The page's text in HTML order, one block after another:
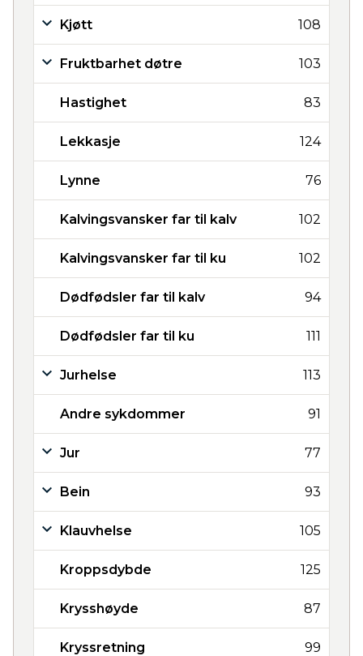
Kjøtt 108
Fruktbarhet døtre 103
Hastighet 83
Lekkasje 124
Lynne 76
Kalvingsvansker far til kalv 102
Kalvingsvansker far til ku 102
Dødfødsler far til kalv 94
Dødfødsler far til ku 111
Jurhelse 113
Andre sykdommer 91
Jur 77
Bein 93
Klauvhelse 105
Kroppsdybde 125
Krysshøyde 87
Kryssretning 99